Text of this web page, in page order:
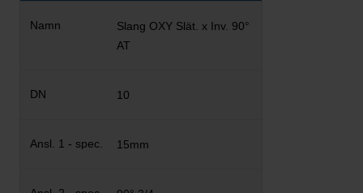
Slang OXY Slät. x Inv. 90°
AT
10
15mm